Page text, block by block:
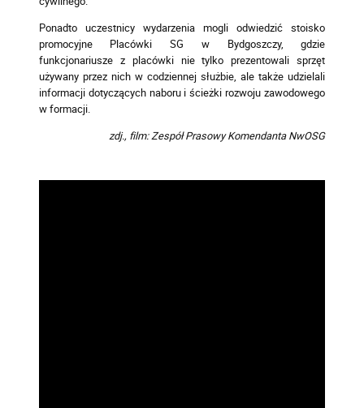
Ponadto uczestnicy wydarzenia mogli odwiedzić stoisko
promocyjne Placówki SG w Bydgoszczy, gdzie
funkcjonariusze z placówki nie tylko prezentowali sprzęt
używany przez nich w codziennej służbie, ale także udzielali
informacji dotyczących naboru i ścieżki rozwoju zawodowego
w formacji.
zdj., film: Zespół Prasowy Komendanta NwOSG